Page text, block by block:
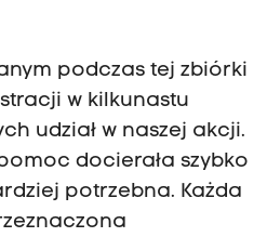
podczas tej zbiórki
w kilkunastu
udział w naszej akcji.
docierała szybko
potrzebna. Każda